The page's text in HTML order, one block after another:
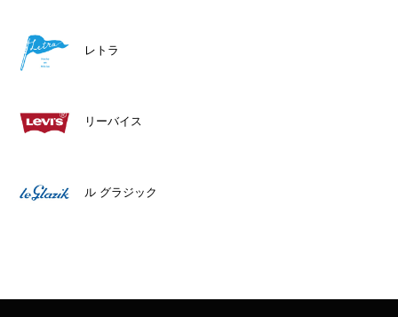
レトラ
リーバイス
ル グラジック